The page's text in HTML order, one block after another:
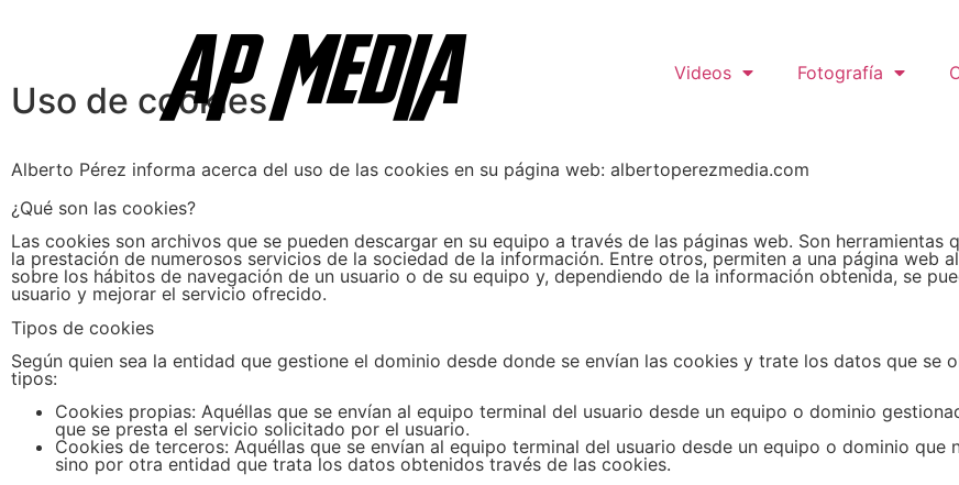
Videos Fotografía
Uso de cookies
Alberto Pérez informa acerca del uso de las cookies en su página web: albertoperezmedia.com
¿Qué son las cookies?
Las cookies son archivos que se pueden descargar en su equipo a través de las páginas web. Son herramientas
la prestación de numerosos servicios de la sociedad de la información. Entre otros, permiten a una página web
sobre los hábitos de navegación de un usuario o de su equipo y, dependiendo de la información obtenida, se
usuario y mejorar el servicio ofrecido.
Tipos de cookies
Según quien sea la entidad que gestione el dominio desde donde se envían las cookies y trate los datos que se
tipos:
Cookies propias: Aquéllas que se envían al equipo terminal del usuario desde un equipo o dominio
que se presta el servicio solicitado por el usuario.
Cookies de terceros: Aquéllas que se envían al equipo terminal del usuario desde un equipo o dominio que
sino por otra entidad que trata los datos obtenidos través de las cookies.